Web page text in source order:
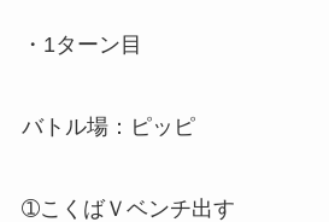
・1ターン目
バトル場：ピッピ
➀こくばＶベンチ出す